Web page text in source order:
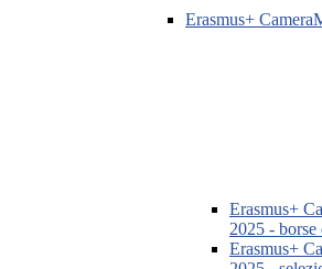
Erasmus+
Erasmus+
2025 - borse
Erasmus+